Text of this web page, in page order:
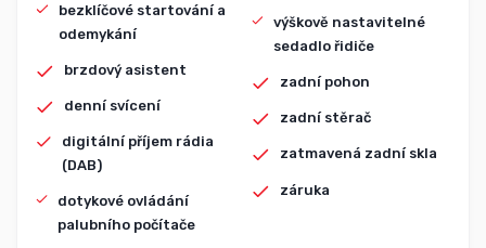
bezklíčové startování a
odemykání
brzdový asistent
denní svícení
digitální příjem rádia
(DAB)
dotykové ovládání
palubního počítače
výškově nastavitelné
sedadlo řidiče
zadní pohon
zadní stěrač
zatmavená zadní skla
záruka